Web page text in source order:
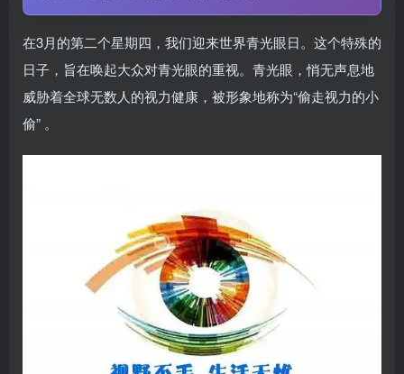
在3月的第二个星期四，我们迎来世界青光眼日。这个特殊的
日子，旨在唤起大众对青光眼的重视。青光眼，悄无声息地
威胁着全球无数人的视力健康，被形象地称为“偷走视力的小
偷” 。